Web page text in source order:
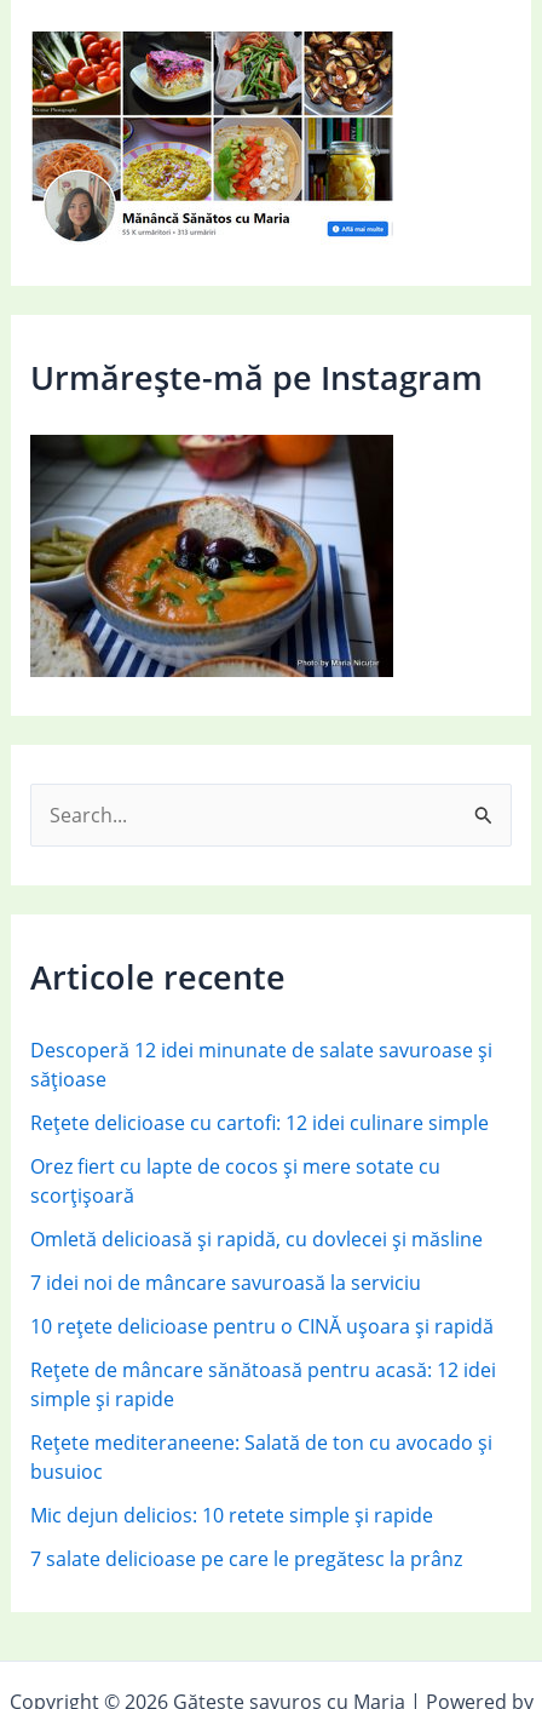
Urmărește-mă pe Instagram
e
a
r
h
o
r
Articole recente
Descoperă 12 idei minunate de salate savuroase și
sățioase
Rețete delicioase cu cartofi: 12 idei culinare simple
Orez fiert cu lapte de cocos și mere sotate cu
scorțișoară
Omletă delicioasă și rapidă, cu dovlecei și măsline
7 idei noi de mâncare savuroasă la serviciu
10 rețete delicioase pentru o CINĂ ușoara și rapidă
Rețete de mâncare sănătoasă pentru acasă: 12 idei
simple și rapide
Rețete mediteraneene: Salată de ton cu avocado și
busuioc
Mic dejun delicios: 10 retete simple și rapide
7 salate delicioase pe care le pregătesc la prânz
Copyright © 2026 Gătește savuros cu Maria | Powered by